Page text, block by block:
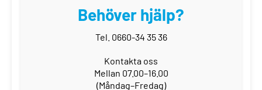
Behöver hjälp?
Tel. 0660-34 35 36
Kontakta oss
Mellan 07.00–16.00
(Måndag–Fredag)